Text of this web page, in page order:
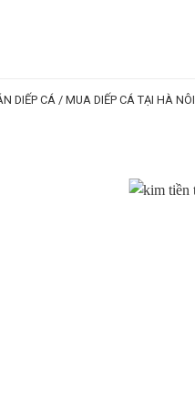
DIẾP CÁ / MUA DIẾP CÁ TẠI HÀ NÔI